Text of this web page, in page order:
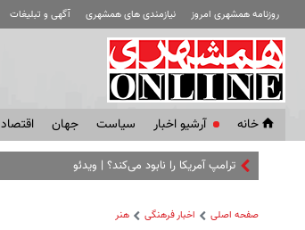
روزنامه همشهری امروز نیازمندی های همشهری آگهی و تبلیغات
خانه آرشیو اخبار سياست جهان اقتصاد
ترامپ آمریکا را نابود می‌کند؟ | ویدئو
صفحه اصلی اخبار فرهنگی هنر